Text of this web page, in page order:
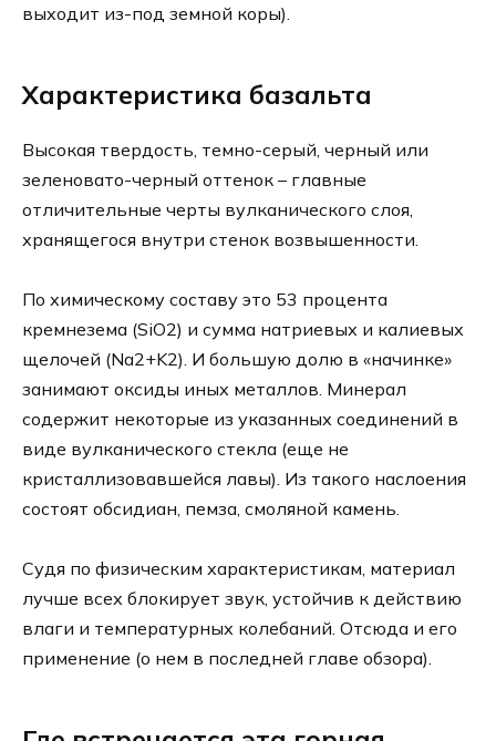
выходит из-под земной коры).
Характеристика базальта
Высокая твердость, темно-серый, черный или
зеленовато-черный оттенок – главные
отличительные черты вулканического слоя,
хранящегося внутри стенок возвышенности.
По химическому составу это 53 процента
кремнезема (SiO2) и сумма натриевых и калиевых
щелочей (Na2+K2). И большую долю в «начинке»
занимают оксиды иных металлов. Минерал
содержит некоторые из указанных соединений в
виде вулканического стекла (еще не
кристаллизовавшейся лавы). Из такого наслоения
состоят обсидиан, пемза, смоляной камень.
Судя по физическим характеристикам, материал
лучше всех блокирует звук, устойчив к действию
влаги и температурных колебаний. Отсюда и его
применение (о нем в последней главе обзора).